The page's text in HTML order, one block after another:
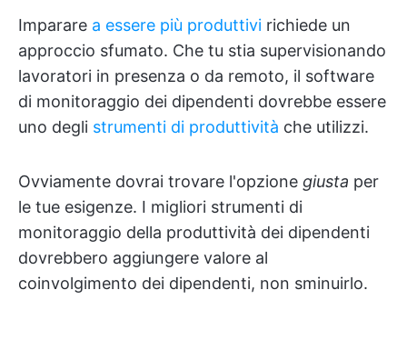
Imparare a essere più produttivi richiede un
approccio sfumato. Che tu stia supervisionando
lavoratori in presenza o da remoto, il software
di monitoraggio dei dipendenti dovrebbe essere
uno degli strumenti di produttività che utilizzi.
Ovviamente dovrai trovare l'opzione giusta per
le tue esigenze. I migliori strumenti di
monitoraggio della produttività dei dipendenti
dovrebbero aggiungere valore al
coinvolgimento dei dipendenti, non sminuirlo.